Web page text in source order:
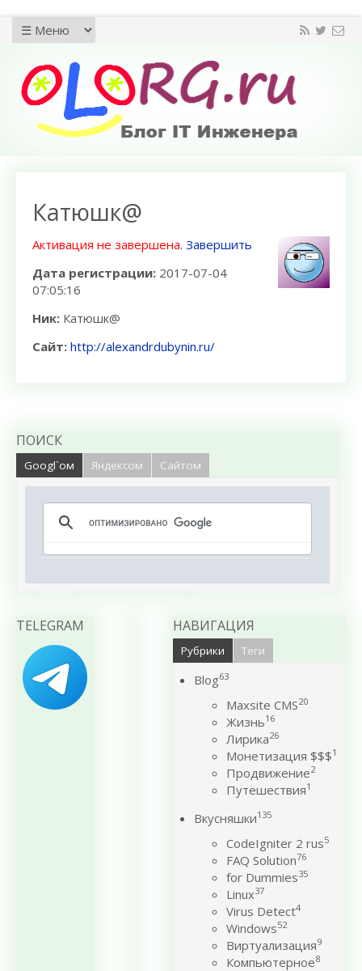
Катюшк@
Активация не завершена. Завершить
Дата регистрации: 2017-07-04
07:05:16
Ник: Катюшк@
Сайт: http://alexandrdubynin.ru/
ПОИСК
Googl`ом Яндексом Сайтом
TELEGRAM НАВИГАЦИЯ
Рубрики Теги
Blog63
Maxsite CMS20
Жизнь16
Лирика26
Монетизация $$$1
Продвижение2
Путешествия1
Вкусняшки135
CodeIgniter 2 rus5
FAQ Solution76
for Dummies35
Linux37
Virus Detect4
Windows52
Виртуализация9
Компьютерное8